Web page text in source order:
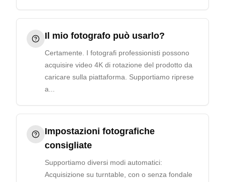
Il mio fotografo può usarlo?
Certamente. I fotografi professionisti possono
acquisire video 4K di rotazione del prodotto da
caricare sulla piattaforma. Supportiamo riprese
a...
Impostazioni fotografiche
consigliate
Supportiamo diversi modi automatici:
Acquisizione su turntable, con o senza fondale